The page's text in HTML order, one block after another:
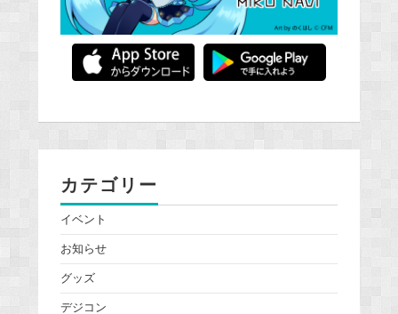
カテゴリー
イベント
お知らせ
グッズ
デジコン